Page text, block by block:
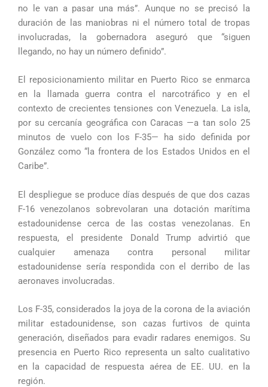
no le van a pasar una más”. Aunque no se precisó la
duración de las maniobras ni el número total de tropas
involucradas, la gobernadora aseguró que “siguen
llegando, no hay un número definido”.
El reposicionamiento militar en Puerto Rico se enmarca
en la llamada guerra contra el narcotráfico y en el
contexto de crecientes tensiones con Venezuela. La isla,
por su cercanía geográfica con Caracas —a tan solo 25
minutos de vuelo con los F-35— ha sido definida por
González como “la frontera de los Estados Unidos en el
Caribe”.
El despliegue se produce días después de que dos cazas
F-16 venezolanos sobrevolaran una dotación marítima
estadounidense cerca de las costas venezolanas. En
respuesta, el presidente Donald Trump advirtió que
cualquier amenaza contra personal militar
estadounidense sería respondida con el derribo de las
aeronaves involucradas.
Los F-35, considerados la joya de la corona de la aviación
militar estadounidense, son cazas furtivos de quinta
generación, diseñados para evadir radares enemigos. Su
presencia en Puerto Rico representa un salto cualitativo
en la capacidad de respuesta aérea de EE. UU. en la
región.